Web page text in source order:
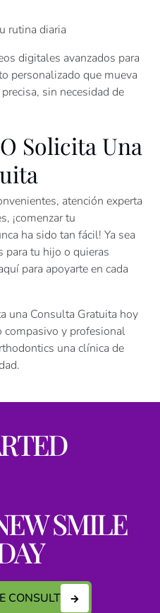
rutina diaria
digitales avanzados para
personalizado que mueva
sin necesidad de
Solicita Una
atención experta
¡comenzar tu
ha sido tan fácil! Ya sea
para tu hijo o quieras
para apoyarte en cada
una Consulta Gratuita hoy
compasivo y profesional
una clínica de
SMILE
CONSULT